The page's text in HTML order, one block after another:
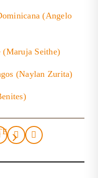
(Angelo
Seithe)
(Naylan Zurita)